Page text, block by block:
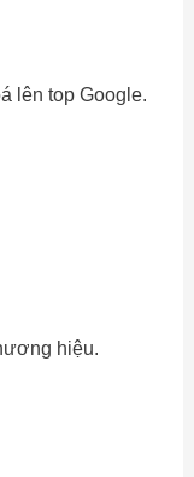
lên top Google.
hiệu.